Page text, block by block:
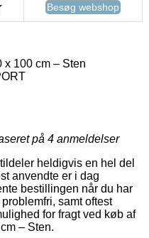
Besøg webshop
x 100 cm – Sten
på 4 anmeldelser
heldigvis en hel del
anvendte er i dag
bestillingen når du har
samt oftest
for fragt ved køb af
– Sten.